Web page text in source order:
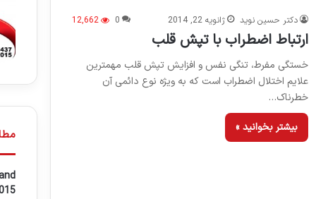
دکتر حسین نوید ژانویه 22, 2014 0
12,662
ارتباط اضطراب با تپش قلب
خستگی مفرط، تنگی نفس و افزایش تپش قلب مهمترین
علایم اختلال اضطراب است که به ویژه نوع دائمی آن
خطرناک…
بیشتر بخوانید »